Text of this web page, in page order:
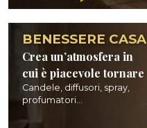
BENESSERE CASA
Crea un’atmosfera in
cui è piacevole tornare
Candele, diffusori, spray,
profumatori...